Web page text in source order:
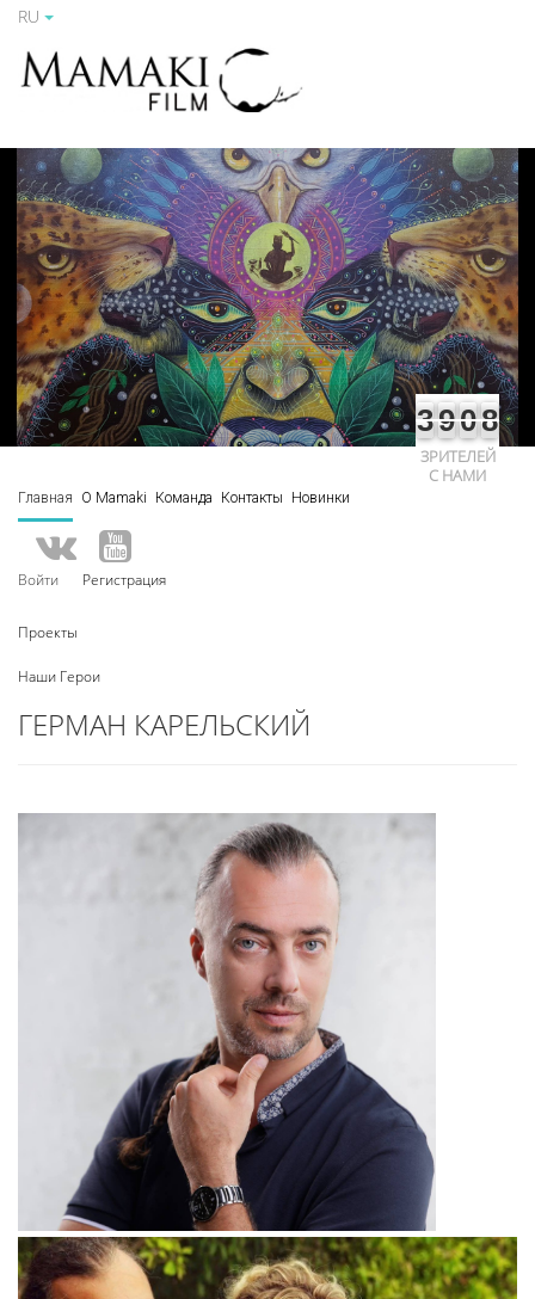
RU
3908
ЗРИТЕЛЕЙ
С НАМИ
Главная О Mamaki Команда Контакты Новинки
Войти Регистрация
Проекты
Наши Герои
ГЕРМАН КАРЕЛЬСКИЙ